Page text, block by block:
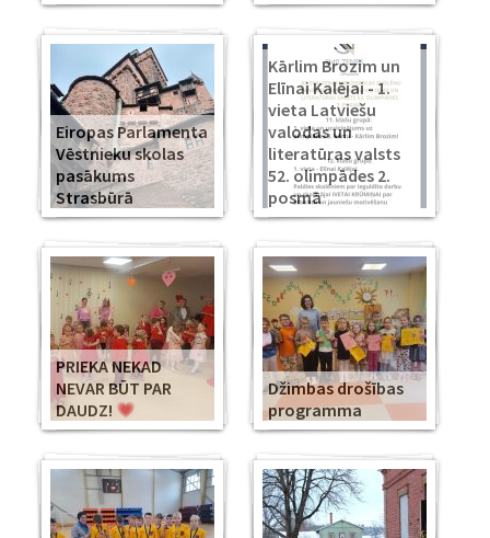
Eiropas Parlamenta
Vēstnieku skolas
pasākums
Strasbūrā
Kārlim Brozim un
Elīnai Kalējai - 1.
vieta Latviešu
valodas un
literatūras valsts
52. olimpādes 2.
posmā
PRIEKA NEKAD
NEVAR BŪT PAR
DAUDZ!
Džimbas drošības
programma